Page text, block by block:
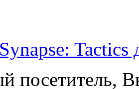
Tactics
посетитель,